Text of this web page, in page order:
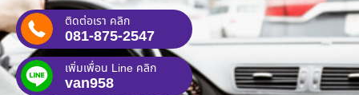
ติดต่อเรา คลิก
081-875-2547
เพิ่มเพื่อน Line คลิก
van958